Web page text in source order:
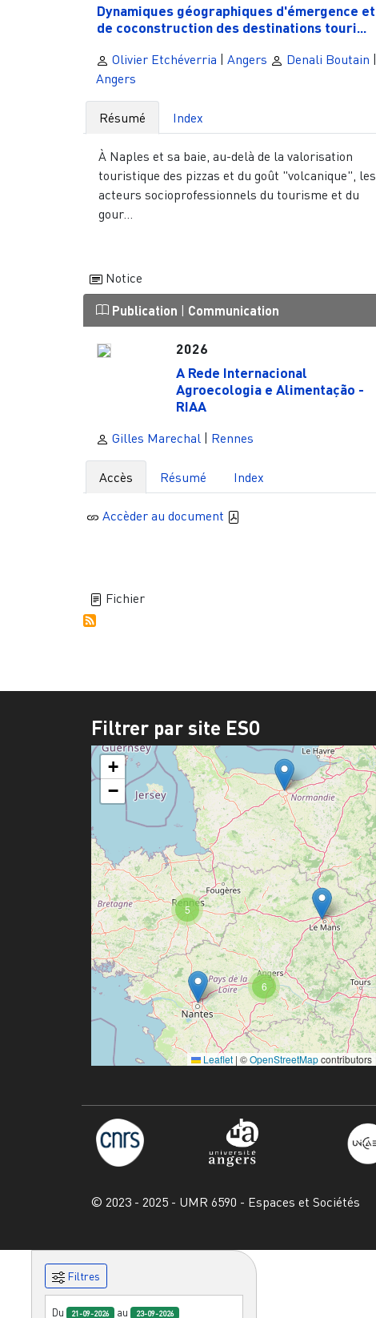
Dynamiques géographiques d'émergence et
de coconstruction des destinations touri...
Olivier Etchéverria | Angers Denali Boutain |
Angers
Résumé Index
À Naples et sa baie, au-delà de la valorisation
touristique des pizzas et du goût "volcanique", les
acteurs socioprofessionnels du tourisme et du
gour...
Notice
Publication | Communication
2026
A Rede Internacional
Agroecologia e Alimentação -
RIAA
Gilles Marechal | Rennes
Accès Résumé Index
Accèder au document
Fichier
Filtres
Du 21-09-2026 au 23-09-2026
Filtrer par site ESO
6
5
+
−
Leaflet | ©OpenStreetMapcontributors
© 2023 - 2025 - UMR 6590 - Espaces et Sociétés